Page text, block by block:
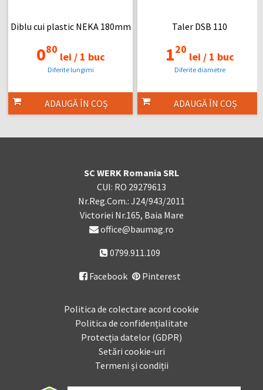
Diblu cui plastic NEKA 180mm
080
lei /1 buc
Diferite lungimi
ADAUGĂ ÎN COȘ
Taler DSB 110
120
lei /1 buc
Diferite diametre
ADAUGĂ ÎN COȘ
SC WERK Romania SRL
CUI: RO 29279613
Nr.Reg.Com.: J24/943/2011
Victoriei Nr.165, Baia Mare
office@baumag.ro
0799.911.109
 Facebook Pinterest
Politica de colectare acord cookie
Politica de confidențialitate
Protecția datelor (GDPR)
Setări cookie-uri
Termeni și condiții